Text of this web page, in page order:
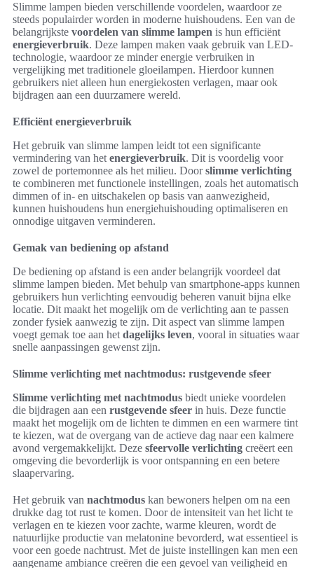
Slimme lampen bieden verschillende voordelen, waardoor ze
steeds populairder worden in moderne huishoudens. Een van de
belangrijkste voordelen van slimme lampen is hun efficiënt
energieverbruik. Deze lampen maken vaak gebruik van LED-
technologie, waardoor ze minder energie verbruiken in
vergelijking met traditionele gloeilampen. Hierdoor kunnen
gebruikers niet alleen hun energiekosten verlagen, maar ook
bijdragen aan een duurzamere wereld.
Efficiënt energieverbruik
Het gebruik van slimme lampen leidt tot een significante
vermindering van het energieverbruik. Dit is voordelig voor
zowel de portemonnee als het milieu. Doorslimme verlichting
te combineren met functionele instellingen, zoals het automatisch
dimmen of in- en uitschakelen op basis van aanwezigheid,
kunnen huishoudens hun energiehuishouding optimaliseren en
onnodige uitgaven verminderen.
Gemak van bediening op afstand
De bediening op afstand is een ander belangrijk voordeel dat
slimme lampen bieden. Met behulp van smartphone-apps kunnen
gebruikers hun verlichting eenvoudig beheren vanuit bijna elke
locatie. Dit maakt het mogelijk om de verlichting aan te passen
zonder fysiek aanwezig te zijn. Dit aspect van slimme lampen
voegt gemak toe aan het dagelijks leven, vooral in situaties waar
snelle aanpassingen gewenst zijn.
Slimme verlichting met nachtmodus: rustgevende sfeer
Slimme verlichting met nachtmodus biedt unieke voordelen
die bijdragen aan een rustgevende sfeer in huis. Deze functie
maakt het mogelijk om de lichten te dimmen en een warmere tint
te kiezen, wat de overgang van de actieve dag naar een kalmere
avond vergemakkelijkt. Deze sfeervolle verlichting creëert een
omgeving die bevorderlijk is voor ontspanning en een betere
slaapervaring.
Het gebruik van nachtmodus kan bewoners helpen om na een
drukke dag tot rust te komen. Door de intensiteit van het licht te
verlagen en te kiezen voor zachte, warme kleuren, wordt de
natuurlijke productie van melatonine bevorderd, wat essentieel is
voor een goede nachtrust. Met de juiste instellingen kan men een
aangename ambiance creëren die een gevoel van veiligheid en